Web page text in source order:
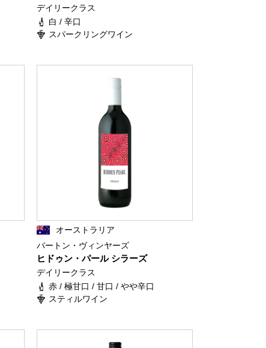
デイリークラス
白 / 辛口
スパークリングワイン
オーストラリア
バートン・ヴィンヤーズ
ヒドゥン・パール シラーズ
デイリークラス
赤 / 極甘口 / 甘口 / やや辛口
スティルワイン